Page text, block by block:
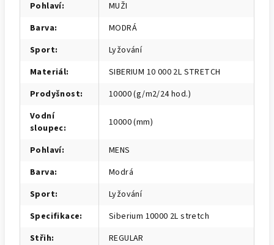
Pohlaví:
MUŽI
Barva:
MODRÁ
Sport:
Lyžování
Materiál:
SIBERIUM 10 000 2L STRETCH
Prodyšnost:
10000 (g/m2/24 hod.)
Vodní
sloupec: 10000 (mm)
Pohlaví:
MENS
Barva:
Modrá
Sport:
Lyžování
Specifikace:
Siberium 10000 2L stretch
Střih:
REGULAR